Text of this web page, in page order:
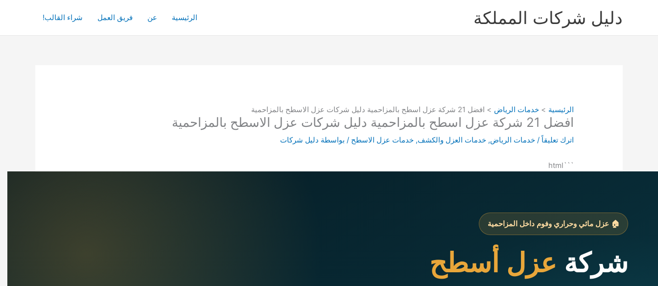
دليل شركات المملكة الرئيسية عن فريق العمل شراء القالب!
الرئيسية خدمات الرياض افضل 21 شركة عزل اسطح بالمزاحمية دليل شركات عزل الاسطح بالمزاحمية
افضل 21 شركة عزل اسطح بالمزاحمية دليل شركات عزل الاسطح بالمزاحمية
اترك تعليقاً /خدمات الرياض,خدمات العزل والكشف,خدمات عزل الاسطح / بواسطة دليل شركات
```html
🏠 عزل مائي وحراري وفوم داخل المزاحمية
شركة عزل أسطح